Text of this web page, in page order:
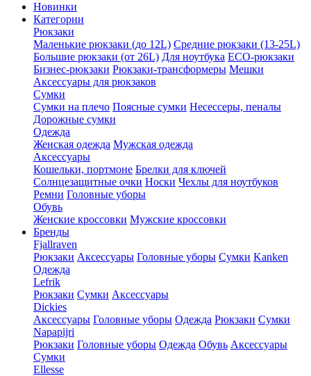
Новинки
Категории
Рюкзаки
Маленькие рюкзаки (до 12L) Средние рюкзаки (13-25L)
Большие рюкзаки (от 26L) Для ноутбука ECO-рюкзаки
Бизнес-рюкзаки Рюкзаки-трансформеры Мешки
Аксессуары для рюкзаков
Сумки
Сумки на плечо Поясные сумки Несессеры, пеналы
Дорожные сумки
Одежда
Женская одежда Мужская одежда
Аксессуары
Кошельки, портмоне Брелки для ключей
Солнцезащитные очки Носки Чехлы для ноутбуков
Ремни Головные уборы
Обувь
Женские кроссовки Мужские кроссовки
Бренды
Fjallraven
Рюкзаки Аксессуары Головные уборы Сумки Kanken
Одежда
Lefrik
Рюкзаки Сумки Аксессуары
Dickies
Аксессуары Головные уборы Одежда Рюкзаки Сумки
Napapijri
Рюкзаки Головные уборы Одежда Обувь Аксессуары
Сумки
Ellesse